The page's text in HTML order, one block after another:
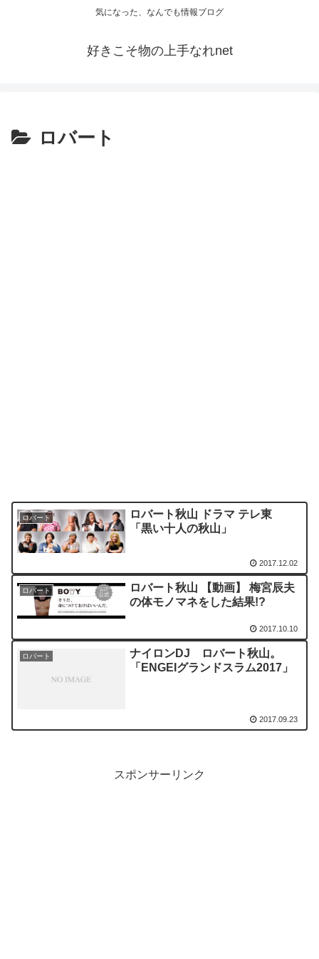
気になった、なんでも情報ブログ
好きこそ物の上手なれnet
ロバート
ロバート
ロバート秋山 ドラマ テレ東
「黒い十人の秋山」
2017.12.02
ロバート
ロバート秋山 【動画】 梅宮辰夫
の体モノマネをした結果!?
2017.10.10
ロバート
ナイロンDJ ロバート秋山。
「ENGEIグランドスラム2017」
2017.09.23
スポンサーリンク